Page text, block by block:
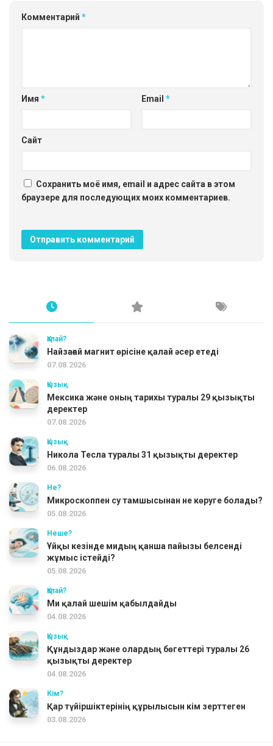
Комментарий *
Имя * Email *
Сайт
Сохранить моё имя, email и адрес сайта в этом
браузере для последующих моих комментариев.
Қалай?
Найзағай магнит өрісіне қалай әсер етеді
07.08.2026
Қызық
Мексика және оның тарихы туралы 29 қызықты
деректер
07.08.2026
Қызық
Никола Тесла туралы 31 қызықты деректер
06.08.2026
Не?
Микроскоппен су тамшысынан не көруге болады?
05.08.2026
Неше?
Ұйқы кезінде мидың қанша пайызы белсенді
жұмыс істейді?
05.08.2026
Қалай?
Ми қалай шешім қабылдайды
04.08.2026
Қызық
Құндыздар және олардың бөгеттері туралы 26
қызықты деректер
04.08.2026
Кім?
Қар түйіршіктерінің құрылысын кім зерттеген
03.08.2026